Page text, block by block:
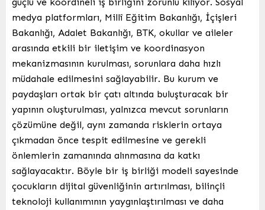
medya platformları, Millî Eğitim Bakanlığı, İçişleri
Bakanlığı, Adalet Bakanlığı, BTK, okullar ve aileler
arasında etkili bir iletişim ve koordinasyon
mekanizmasının kurulması, sorunlara daha hızlı
müdahale edilmesini sağlayabilir. Bu kurum ve
paydaşları ortak bir çatı altında buluşturacak bir
yapının oluşturulması, yalnızca mevcut sorunların
çözümüne değil, aynı zamanda risklerin ortaya
çıkmadan önce tespit edilmesine ve gerekli
önlemlerin zamanında alınmasına da katkı
sağlayacaktır. Böyle bir iş birliği modeli sayesinde
çocukların dijital güvenliğinin artırılması, bilinçli
teknoloji kullanımının yaygınlaştırılması ve daha